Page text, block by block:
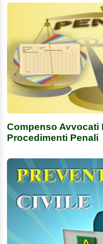
Compenso Avvocati
Procedimenti Penali